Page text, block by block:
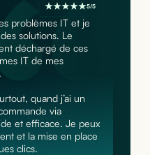
5/5
problèmes IT et je
solutions. Le
déchargé de ces
IT de mes
quand j’ai un
via
et efficace. Je peux
et la mise en place
clics.